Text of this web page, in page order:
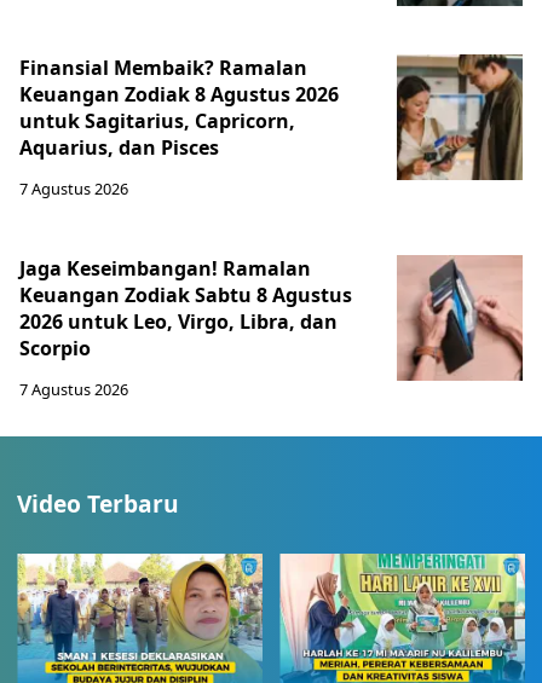
Finansial Membaik? Ramalan
Keuangan Zodiak 8 Agustus 2026
untuk Sagitarius, Capricorn,
Aquarius, dan Pisces
7 Agustus 2026
Jaga Keseimbangan! Ramalan
Keuangan Zodiak Sabtu 8 Agustus
2026 untuk Leo, Virgo, Libra, dan
Scorpio
7 Agustus 2026
Video Terbaru